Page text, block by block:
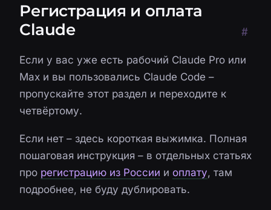
#
Регистрация и оплата
Claude
Если у вас уже есть рабочий Claude Pro или
Max и вы пользовались Claude Code –
пропускайте этот раздел и переходите к
четвёртому.
Если нет – здесь короткая выжимка. Полная
пошаговая инструкция – в отдельных статьях
про регистрацию из России и оплату, там
подробнее, не буду дублировать.